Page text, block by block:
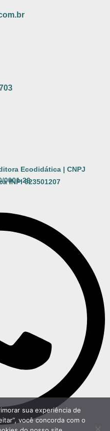
Ecodidática | CNPJ
0001-26
INPI 923501207
sua experiência de
você concorda com o